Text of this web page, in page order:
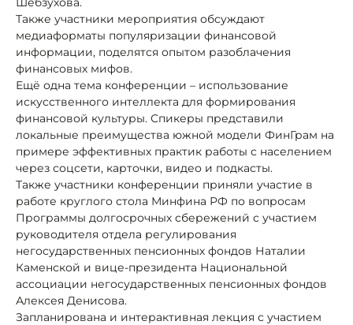
Также участники мероприятия обсуждают
медиаформаты популяризации финансовой
информации, поделятся опытом разоблачения
финансовых мифов.
Ещё одна тема конференции – использование
искусственного интеллекта для формирования
финансовой культуры. Спикеры представили
локальные преимущества южной модели ФинГрам на
примере эффективных практик работы с населением
через соцсети, карточки, видео и подкасты.
Также участники конференции приняли участие в
работе круглого стола Минфина РФ по вопросам
Программы долгосрочных сбережений с участием
руководителя отдела регулирования
негосударственных пенсионных фондов Наталии
Каменской и вице-президента Национальной
ассоциации негосударственных пенсионных фондов
Алексея Денисова.
Запланирована и интерактивная лекция с участием